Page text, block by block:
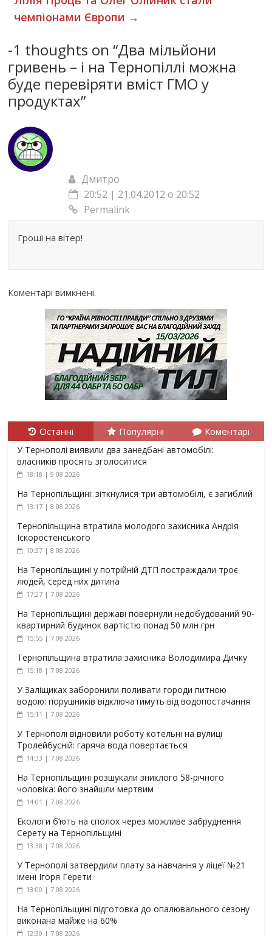
чемпіонами Європи →
-1 thoughts on “Два мільйони
гривень – і на Тернопіллі можна
буде перевіряти вміст ГМО у
продуктах”
Дмитро
20:52 | 21.04.2012 о 20:52
Permalink
Гроші на вітер!
Коментарі вимкнені.
Останні Популярні Коментарі
У Тернополі виявили два занедбані автомобілі:
власників просять зголоситися
18:18 | 9.08.2026
На Тернопільщині: зіткнулися три автомобілі, є загиблий
13:17 | 8.08.2026
Тернопільщина втратила молодого захисника Андрія
Іскоростенського
10:37 | 8.08.2026
На Тернопільщині у потрійній ДТП постраждали троє
людей, серед них дитина
17:27 | 7.08.2026
На Тернопільщині державі повернули недобудований 90-
квартирний будинок вартістю понад 50 млн грн
15:55 | 7.08.2026
Тернопільщина втратила захисника Володимира Дичку
15:18 | 7.08.2026
У Заліщиках заборонили поливати городи питною
водою: порушників відключатимуть від водопостачання
15:11 | 7.08.2026
У Тернополі відновили роботу котельні на вулиці
Тролейбусній: гаряча вода повертається
14:33 | 7.08.2026
На Тернопільщині розшукали зниклого 58-річного
чоловіка: його знайшли мертвим
14:01 | 7.08.2026
Екологи б’ють на сполох через можливе забруднення
Серету на Тернопільщині
13:38 | 7.08.2026
У Тернополі затвердили плату за навчання у ліцеї №21
імені Ігоря Герети
13:00 | 7.08.2026
На Тернопільщині підготовка до опалювального сезону
виконана майже на 60%
12:30 | 7.08.2026